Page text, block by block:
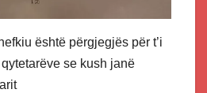
është përgjegjës për t’i
se kush janë